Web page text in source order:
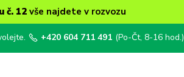
č. 12 vše najdete v rozvozu
+420 604 711 491 (Po-Čt, 8-16 hod.)